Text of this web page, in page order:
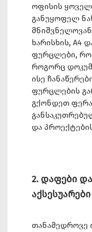
ოფისის
განუყოფელ
ხარისხის, A4
ფურცლები,
როგორც
ისე
ფურცლების
გქონდეთ
და
2. დაფები
აქსესუარები
თანამედროვე